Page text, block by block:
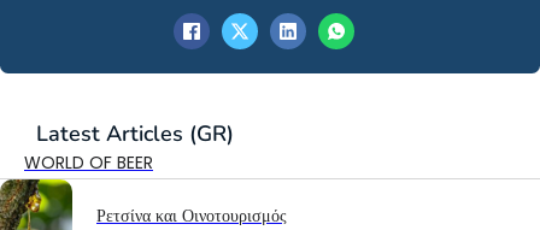
Latest Articles (GR)
WORLD OF BEER
Ρετσίνα και Οινοτουρισμός